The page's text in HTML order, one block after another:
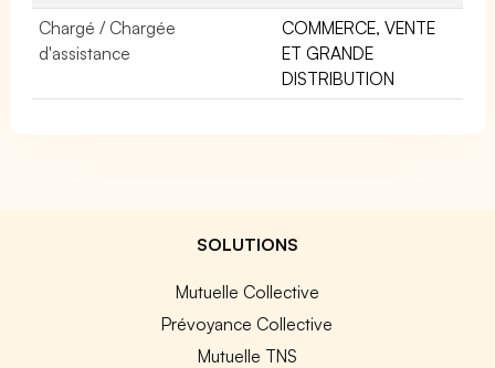
Chargé / Chargée
d'assistance
COMMERCE, VENTE
ET GRANDE
DISTRIBUTION
SOLUTIONS
Mutuelle Collective
Prévoyance Collective
Mutuelle TNS